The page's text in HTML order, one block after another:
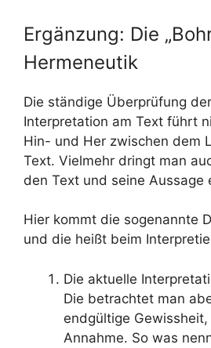
Ergänzung: Die
Hermeneutik
Die ständige Überprüfung
Interpretation am Text führt
Hin- und Her zwischen dem
Text. Vielmehr dringt man
den Text und seine Aussage
Hier kommt die sogenannte
und die heißt beim
Die aktuelle
Die betrachtet man
endgültige
Annahme. So was